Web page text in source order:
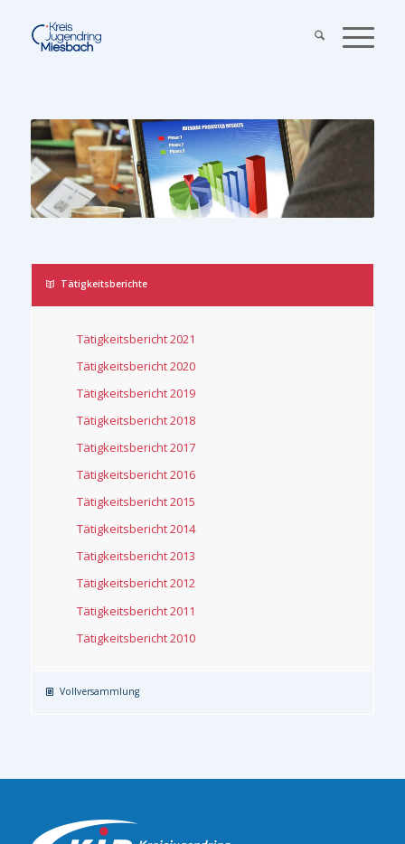
Tätigkeitsberichte
Tätigkeitsbericht 2021
Tätigkeitsbericht 2020
Tätigkeitsbericht 2019
Tätigkeitsbericht 2018
Tätigkeitsbericht 2017
Tätigkeitsbericht 2016
Tätigkeitsbericht 2015
Tätigkeitsbericht 2014
Tätigkeitsbericht 2013
Tätigkeitsbericht 2012
Tätigkeitsbericht 2011
Tätigkeitsbericht 2010
Vollversammlung